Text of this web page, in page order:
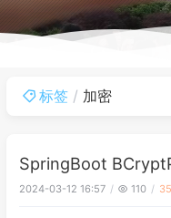
标签 加密
SpringBoot
2024-03-12 16:57 110